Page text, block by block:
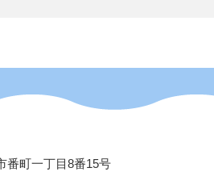
町一丁目8番15号